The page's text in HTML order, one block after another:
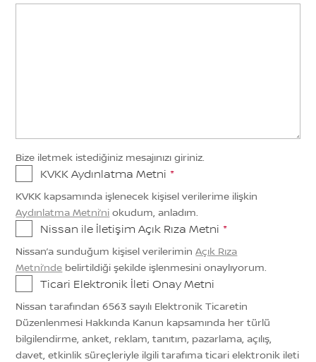
Bize iletmek istediğiniz mesajınızı giriniz.
KVKK Aydınlatma Metni *
KVKK kapsamında işlenecek kişisel verilerime ilişkin
Aydınlatma Metni’ni okudum, anladım.
Nissan ile İletişim Açık Rıza Metni *
Nissan’a sunduğum kişisel verileriminAçık Rıza
Metni’nde belirtildiği şekilde işlenmesini onaylıyorum.
Ticari Elektronik İleti Onay Metni
Nissan tarafından 6563 sayılı Elektronik Ticaretin
Düzenlenmesi Hakkında Kanun kapsamında her türlü
bilgilendirme, anket, reklam, tanıtım, pazarlama, açılış,
davet, etkinlik süreçleriyle ilgili tarafıma ticari elektronik ileti